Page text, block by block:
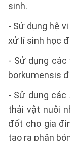
sinh.
- Sử dụng hệ
xử lí sinh học
- Sử dụng các
borkumensis
- Sử dụng
thải vật nuôi
đốt cho gia
tạo ra phân